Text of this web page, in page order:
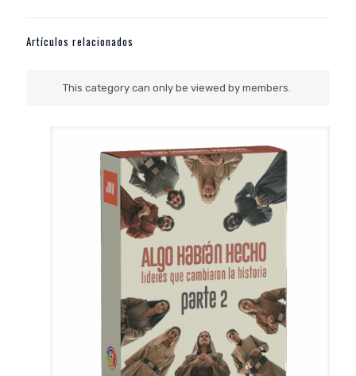
Artículos relacionados
This category can only be viewed by members.